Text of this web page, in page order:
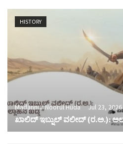
HISTORY
Madannur Noorul Huda Jul 23, 2026
ಖಾಲಿದ್ ಇಬ್ನುಲ್ ವಲೀದ್ (ರ.ಅ.):